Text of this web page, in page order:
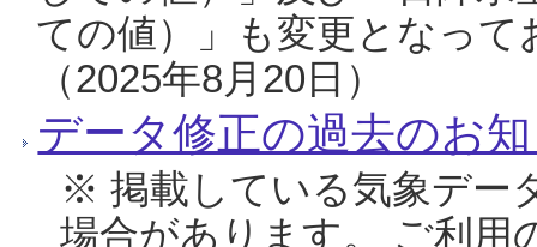
ての値）」も変更となっ
（2025年8月20日）
データ修正の過去のお
※ 掲載している気象デー
場合があります。 ご利用